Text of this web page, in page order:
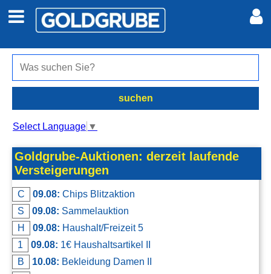
Auto + Motor
Jobs
Marktplatz
Auktionen
jetzt inserieren
Meine Inserate
Anmelden
suchen
Select Language ▼
Goldgrube-Auktionen: derzeit laufende
Versteigerungen
C 09.08: Chips Blitzaktion
S
09.08: Sammelauktion
H
09.08: Haushalt/Freizeit 5
1
09.08: 1€ Haushaltsartikel II
B
10.08: Bekleidung Damen II